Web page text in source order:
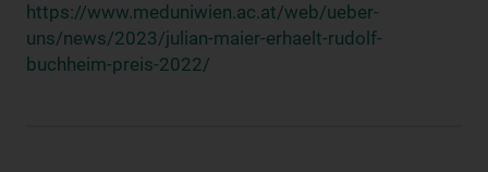
https://www.meduniwien.ac.at/web/ueber-
uns/news/2023/julian-maier-erhaelt-rudolf-
buchheim-preis-2022/